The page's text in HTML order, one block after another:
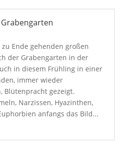
Ende gehenden großen
der Grabengarten in der
in diesem Frühling in einer
immer wieder
Blütenpracht gezeigt.
Narzissen, Hyazinthen,
anfangs das Bild...